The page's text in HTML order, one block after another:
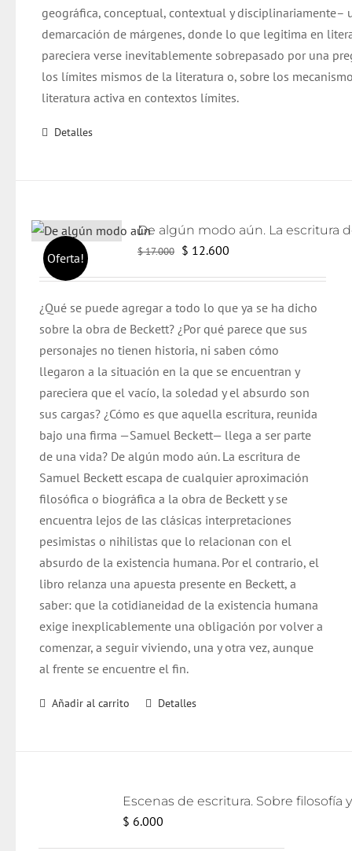
geográfica, conceptual, contextual y disciplinariamente–
demarcación de márgenes, donde lo que legitima en
pareciera verse inevitablemente sobrepasado por una
los límites mismos de la literatura o, sobre los
literatura activa en contextos límites.
Detalles
Oferta! $17.000 El
era:
$ 17.000.
$ 12.600
es:
$ 12.600.
¿Qué se puede agregar a todo lo que ya se ha dicho
sobre la obra de Beckett? ¿Por qué parece que sus
personajes no tienen historia, ni saben cómo
llegaron a la situación en la que se encuentran y
pareciera que el vacío, la soledad y el absurdo son
sus cargas? ¿Cómo es que aquella escritura, reunida
bajo una firma —Samuel Beckett— llega a ser parte
de una vida? De algún modo aún. La escritura de
Samuel Beckett escapa de cualquier aproximación
filosófica o biográfica a la obra de Beckett y se
encuentra lejos de las clásicas interpretaciones
pesimistas o nihilistas que lo relacionan con el
absurdo de la existencia humana. Por el contrario, el
libro relanza una apuesta presente en Beckett, a
saber: que la cotidianeidad de la existencia humana
exige inexplicablemente una obligación por volver a
comenzar, a seguir viviendo, una y otra vez, aunque
al frente se encuentre el fin.
Añadir al carrito Detalles
$ 6.000